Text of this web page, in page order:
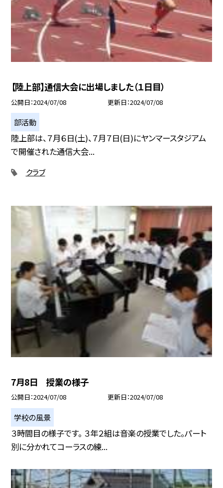
【陸上部】通信大会に出場しました（１日目）
公開日 2024/07/08 更新日 2024/07/08
部活動
陸上部は、７月６日(土)、７月７日(日)にヤンマースタジアム
で開催された通信大会...
クラブ
7月8日 授業の様子
公開日 2024/07/08 更新日 2024/07/08
学校の風景
３時間目の様子です。 ３年２組は音楽の授業でした。パート
別に分かれてコーラスの練...